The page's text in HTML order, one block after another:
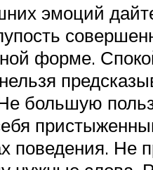
эмоций
форме.
большую
Не